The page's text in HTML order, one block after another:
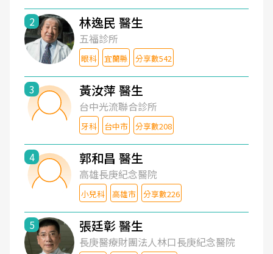
2 林逸民 醫生
五福診所
眼科 宜蘭縣 分享數542
3 黃汝萍 醫生
台中光流聯合診所
牙科 台中市 分享數208
4 郭和昌 醫生
高雄長庚紀念醫院
小兒科 高雄市 分享數226
5 張廷彰 醫生
長庚醫療財團法人林口長庚紀念醫院